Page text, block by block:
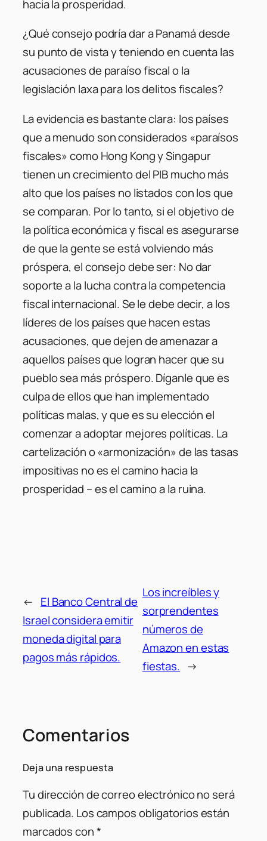
hacia la prosperidad.
¿Qué consejo podría dar a Panamá desde
su punto de vista y teniendo en cuenta las
acusaciones de paraíso fiscal o la
legislación laxa para los delitos fiscales?
La evidencia es bastante clara: los países
que a menudo son considerados «paraísos
fiscales» como Hong Kong y Singapur
tienen un crecimiento del PIB mucho más
alto que los países no listados con los que
se comparan. Por lo tanto, si el objetivo de
la política económica y fiscal es asegurarse
de que la gente se está volviendo más
próspera, el consejo debe ser: No dar
soporte a la lucha contra la competencia
fiscal internacional. Se le debe decir, a los
líderes de los países que hacen estas
acusaciones, que dejen de amenazar a
aquellos países que logran hacer que su
pueblo sea más próspero. Díganle que es
culpa de ellos que han implementado
políticas malas, y que es su elección el
comenzar a adoptar mejores políticas. La
cartelización o «armonización» de las tasas
impositivas no es el camino hacia la
prosperidad – es el camino a la ruina.
← El Banco Central de
Israel considera emitir
moneda digital para
pagos más rápidos.
Los increíbles y
sorprendentes
números de
Amazon en estas
fiestas. →
Comentarios
Deja una respuesta
Tu dirección de correo electrónico no será
publicada. Los campos obligatorios están
marcados con*